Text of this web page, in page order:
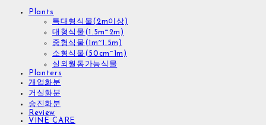
Plants
특대형식물(2m이상)
대형식물(1.5m~2m)
중형식물(1m~1.5m)
소형식물(50cm~1m)
실외월동가능식물
Planters
개업화분
거실화분
승진화분
Review
VINE CARE